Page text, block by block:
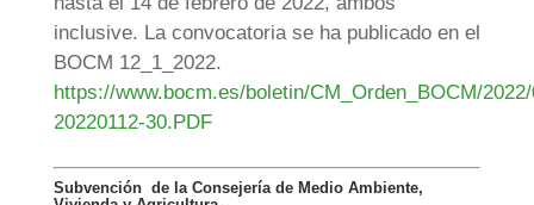
inclusive. La convocatoria se ha publicado en el
BOCM 12_1_2022.
https://www.bocm.es/boletin/CM_Orden_BOCM/
20220112-30.PDF
Subvención de la Consejería de Medio Ambiente,